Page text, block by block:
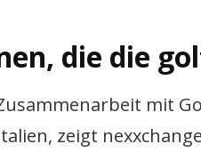
die die
mit
zeigt